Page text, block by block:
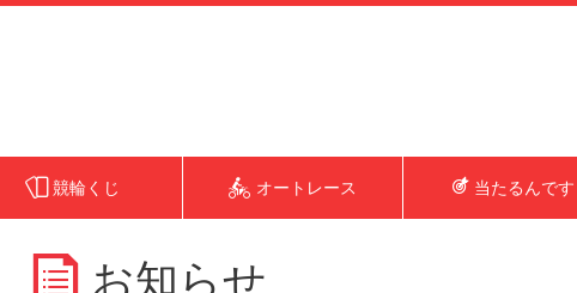
競輪くじ オートレース 当たるんです
お知らせ